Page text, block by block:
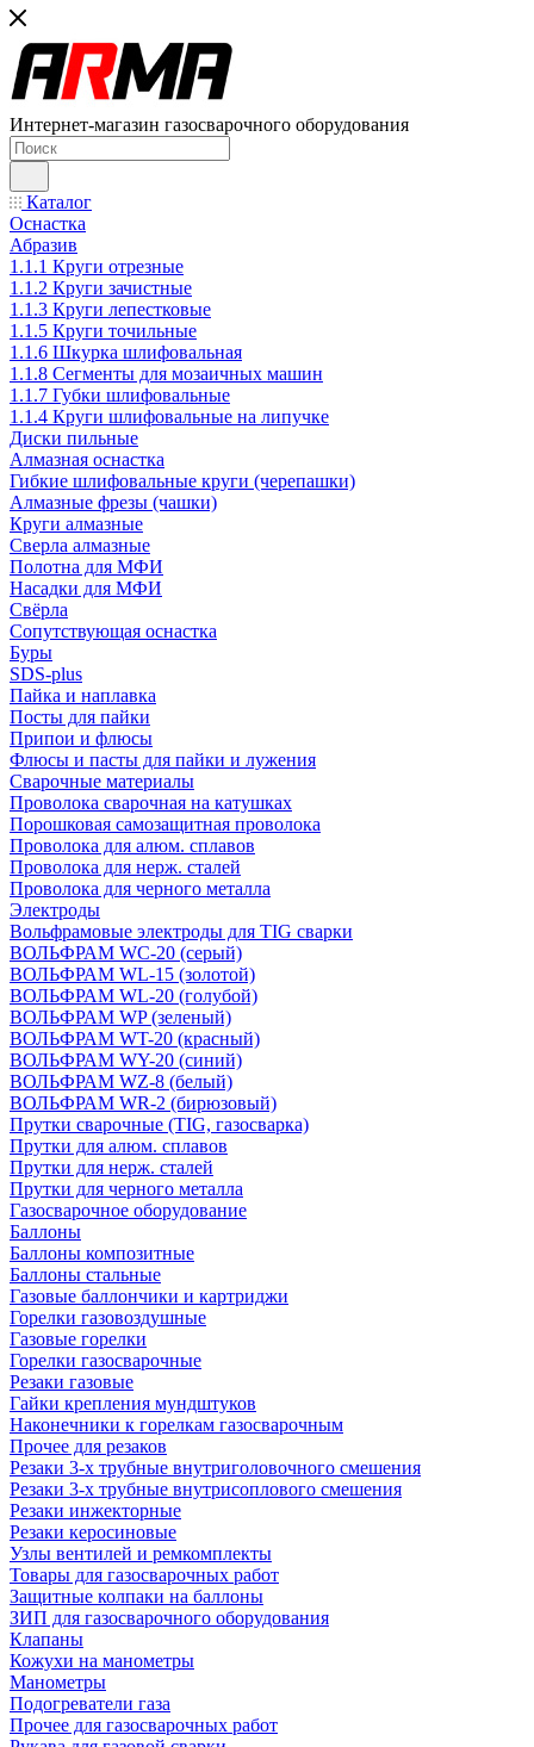
Интернет-магазин газосварочного оборудования
Каталог
Оснастка
Абразив
1.1.1 Круги отрезные
1.1.2 Круги зачистные
1.1.3 Круги лепестковые
1.1.5 Круги точильные
1.1.6 Шкурка шлифовальная
1.1.8 Сегменты для мозаичных машин
1.1.7 Губки шлифовальные
1.1.4 Круги шлифовальные на липучке
Диски пильные
Алмазная оснастка
Гибкие шлифовальные круги (черепашки)
Алмазные фрезы (чашки)
Круги алмазные
Сверла алмазные
Полотна для МФИ
Насадки для МФИ
Свёрла
Сопутствующая оснастка
Буры
SDS-plus
Пайка и наплавка
Посты для пайки
Припои и флюсы
Флюсы и пасты для пайки и лужения
Сварочные материалы
Проволока сварочная на катушках
Порошковая самозащитная проволока
Проволока для алюм. сплавов
Проволока для нерж. сталей
Проволока для черного металла
Электроды
Вольфрамовые электроды для TIG сварки
ВОЛЬФРАМ WC-20 (серый)
ВОЛЬФРАМ WL-15 (золотой)
ВОЛЬФРАМ WL-20 (голубой)
ВОЛЬФРАМ WP (зеленый)
ВОЛЬФРАМ WT-20 (красный)
ВОЛЬФРАМ WY-20 (синий)
ВОЛЬФРАМ WZ-8 (белый)
ВОЛЬФРАМ WR-2 (бирюзовый)
Прутки сварочные (TIG, газосварка)
Прутки для алюм. сплавов
Прутки для нерж. сталей
Прутки для черного металла
Газосварочное оборудование
Баллоны
Баллоны композитные
Баллоны стальные
Газовые баллончики и картриджи
Горелки газовоздушные
Газовые горелки
Горелки газосварочные
Резаки газовые
Гайки крепления мундштуков
Наконечники к горелкам газосварочным
Прочее для резаков
Резаки 3-х трубные внутриголовочного смешения
Резаки 3-х трубные внутрисоплового смешения
Резаки инжекторные
Резаки керосиновые
Узлы вентилей и ремкомплекты
Товары для газосварочных работ
Защитные колпаки на баллоны
ЗИП для газосварочного оборудования
Клапаны
Кожухи на манометры
Манометры
Подогреватели газа
Прочее для газосварочных работ